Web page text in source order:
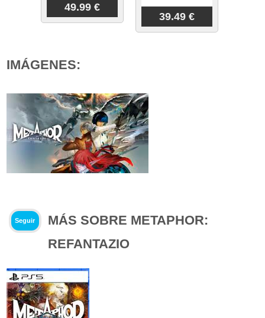
49.99 €
39.49 €
IMÁGENES:
Seguir
MÁS SOBRE METAPHOR:
REFANTAZIO